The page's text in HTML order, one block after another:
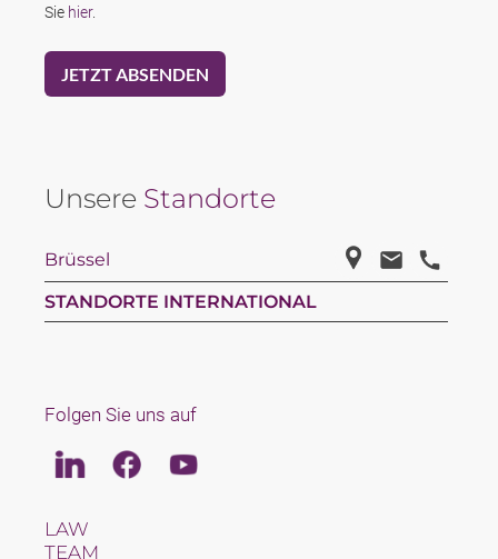
Sie hier.
Unsere Standorte
Brüssel
STANDORTE INTERNATIONAL
Folgen Sie uns auf
LinkedinFacebookYoutube
LAW
TEAM